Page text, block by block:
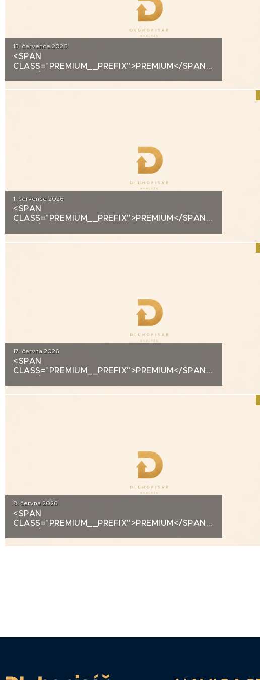
15. července 2026
<SPAN
CLASS="PREMIUM__PREFIX">PREMIUM</SPAN>KREDITNÍ
1. července 2026
<SPAN
CLASS="PREMIUM__PREFIX">PREMIUM</SPAN>KREDITNÍ
17. června 2026
<SPAN
CLASS="PREMIUM__PREFIX">PREMIUM</SPAN>KREDITNÍ
8. června 2026
<SPAN
CLASS="PREMIUM__PREFIX">PREMIUM</SPAN>KREDITNÍ